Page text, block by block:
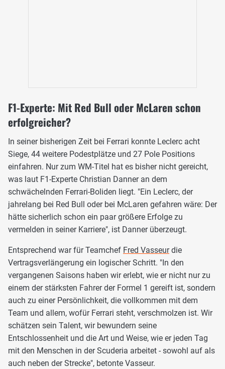
F1-Experte: Mit Red Bull oder McLaren schon
erfolgreicher?
In seiner bisherigen Zeit bei Ferrari konnte Leclerc acht
Siege, 44 weitere Podestplätze und 27 Pole Positions
einfahren. Nur zum WM-Titel hat es bisher nicht gereicht,
was laut F1-Experte Christian Danner an dem
schwächelnden Ferrari-Boliden liegt. "Ein Leclerc, der
jahrelang bei Red Bull oder bei McLaren gefahren wäre: Der
hätte sicherlich schon ein paar größere Erfolge zu
vermelden in seiner Karriere", ist Danner überzeugt.
Entsprechend war für Teamchef Fred Vasseurdie
Vertragsverlängerung ein logischer Schritt. "In den
vergangenen Saisons haben wir erlebt, wie er nicht nur zu
einem der stärksten Fahrer der Formel 1 gereift ist, sondern
auch zu einer Persönlichkeit, die vollkommen mit dem
Team und allem, wofür Ferrari steht, verschmolzen ist. Wir
schätzen sein Talent, wir bewundern seine
Entschlossenheit und die Art und Weise, wie er jeden Tag
mit den Menschen in der Scuderia arbeitet - sowohl auf als
auch neben der Strecke", betonte Vasseur.